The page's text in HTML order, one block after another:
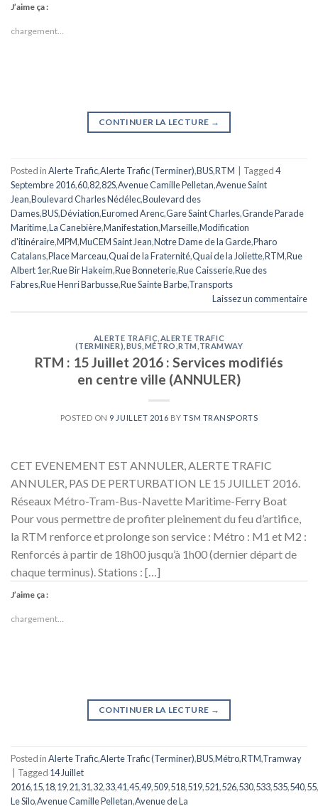
J’aime ça :
chargement…
CONTINUER LA LECTURE →
Posted inAlerte Trafic,Alerte Trafic (Terminer),BUS,RTM Tagged4
Septembre 2016,60,82,82S,Avenue Camille Pelletan,Avenue Saint
Jean,Boulevard Charles Nédélec,Boulevard des
Dames,BUS,Déviation,Euromed Arenc,Gare Saint Charles,Grande Parade
Maritime,La Canebière,Manifestation,Marseille,Modification
d'itinéraire,MPM,MuCEM Saint Jean,Notre Dame de la Garde,Pharo
Catalans,Place Marceau,Quai de la Fraternité,Quai de la Joliette,RTM,Rue
Albert 1er,Rue Bir Hakeim,Rue Bonneterie,Rue Caisserie,Rue des
Fabres,Rue Henri Barbusse,Rue Sainte Barbe,Transports
Laissez un commentaire
ALERTE TRAFIC ALERTE TRAFIC
(TERMINER) BUS MÉTRO ,RTM TRAMWAY
RTM : 15 Juillet 2016 : Services modifiés
en centre ville (ANNULER)
POSTED ON 9 JUILLET 2016 BYTSM TRANSPORTS
CET EVENEMENT EST ANNULER, ALERTE TRAFIC
ANNULER, PAS DE PERTURBATION LE 15 JUILLET 2016.
Réseaux Métro-Tram-Bus-Navette Maritime-Ferry Boat
Pour vous permettre de profiter pleinement du feu d’artifice,
la RTM renforce et prolonge son service : Métro : M1 et M2 :
Renforcés à partir de 18h00 jusqu’à 1h00 (dernier départ de
chaque terminus). Stations : […]
J’aime ça :
chargement…
CONTINUER LA LECTURE →
Posted inAlerte Trafic,Alerte Trafic (Terminer),BUS,Métro,RTM,Tramway
Tagged 14 Juillet
2016,15,18,19,21,31,32,33,41,45,49,509,518,519,521,526,530,533,535,540,55,
Le Silo,Avenue Camille Pelletan,Avenue de La